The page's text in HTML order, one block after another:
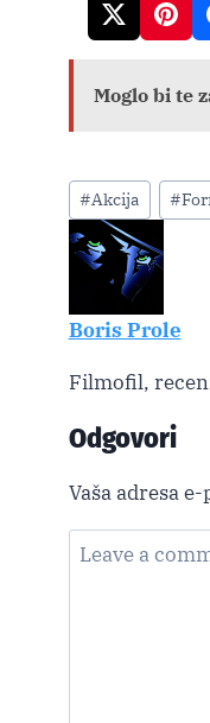
Moglo bi te
Post
Tags:
#Akcija #
Boris Prole
Filmofil,
Odgovori
Vaša adresa